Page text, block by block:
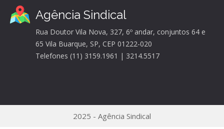
Agência Sindical
Rua Doutor Vila Nova, 327, 6º andar, conjuntos 64 e
65 Vila Buarque, SP, CEP 01222-020
Telefones (11) 3159.1961 | 3214.5517
2025 - Agência Sindical